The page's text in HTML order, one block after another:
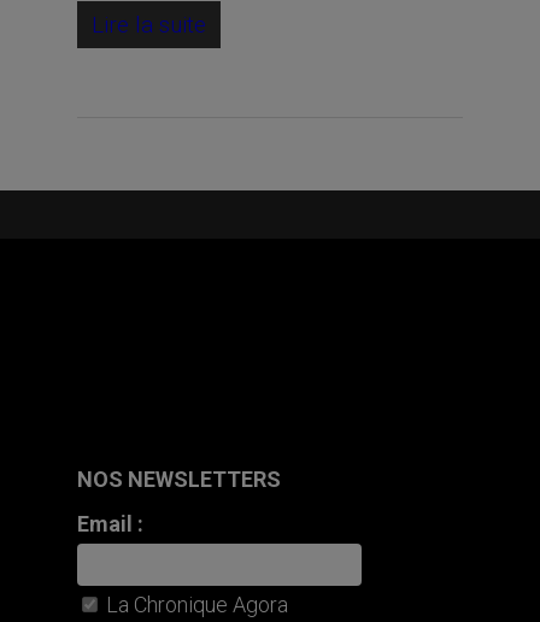
Lire la suite
NOS NEWSLETTERS
Email :
La Chronique Agora